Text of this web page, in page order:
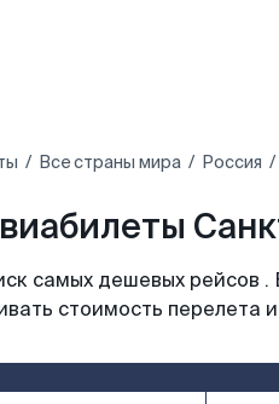
Все страны мира Россия
самых дешевых рейсов .
стоимость перелета